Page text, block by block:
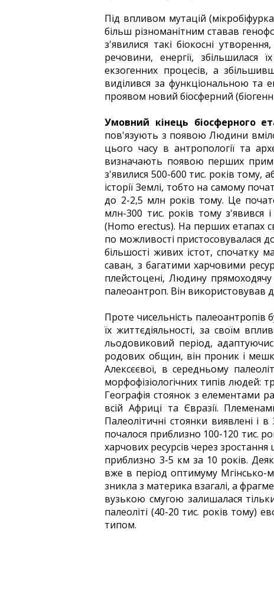
Під впливом мутацій
більш різноманітним ставав
з'явилися такі біокосні
речовини, енергії, збільшилася
екзогенних процесів, а
виділився за функціональною та
проявом новий біосферний
Умовний кінець біосферного
пов'язують з появою Людини
цього часу в антропології та
визначають появою перших
з'явилися 500-600 тис. років тому,
історії Землі, тобто на самому
до 2-2,5 млн років тому. Це
млн-300 тис. років тому
(Homo erectus). На перших етапах
по можливості пристосовувалася
більшості живих істот, спочатку
саван, з багатими харчовими
плейстоцені, Людину
палеоантроп. Він використовував
Проте чисельність палеоантропів
їх життєдіяльності, за своїм
льодовиковий період,
родових общин, він проник і
Алексєєвої, в середньому
морфофізіологічних типів людей:
Географія стоянок з елементами
всій Африці та Євразії.
Палеолітичні стоянки виявлені і
почалося приблизно 100-120 тис.
харчових ресурсів через
приблизно 3-5 км за 10 років.
вже в період оптимуму Мгінсько-
зникла з материка взагалі, а
вузькою смугою залишалася
палеоліті (40-20 тис. років тому)
типом.